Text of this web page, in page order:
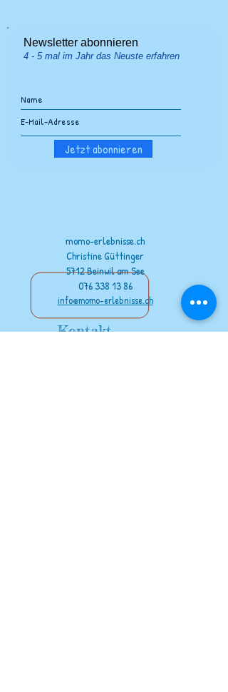
Newsletter abonnieren
4 - 5 mal im Jahr das Neuste erfahren
Jetzt abonnieren
momo-erlebnisse.ch
Christine Güttinger
5712 Beinwil am See
076 338 13 86
info@momo-erlebnisse.ch
Kontakt